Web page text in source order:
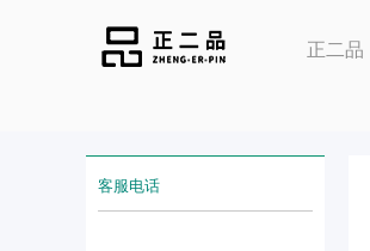
正二品
客服电话